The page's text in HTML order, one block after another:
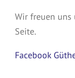
Wir freuen uns
Seite.
Facebook